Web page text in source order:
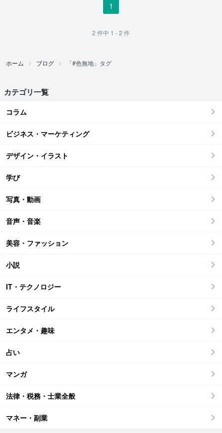
1
2 件中 1 - 2 件
ホーム ブログ 「#色無地」タグ
カテゴリ一覧
コラム
ビジネス・マーケティング
デザイン・イラスト
学び
写真・動画
音声・音楽
美容・ファッション
小説
IT・テクノロジー
ライフスタイル
エンタメ・趣味
占い
マンガ
法律・税務・士業全般
マネー・副業